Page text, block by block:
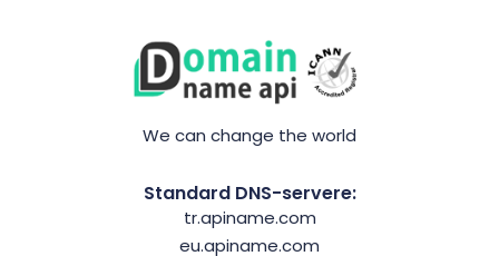
We can change the world
Standard DNS-servere:
tr.apiname.com
eu.apiname.com